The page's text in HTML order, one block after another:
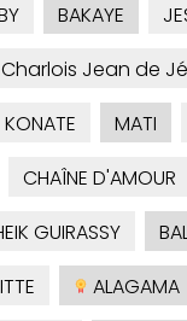
BAKAYE
Charlois Jean de
KONATE MATI
CHAÎNE D'AMOUR
GUIRASSY
ALAGAMA